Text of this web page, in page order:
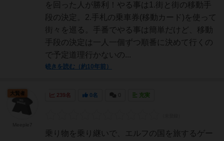
を回った人が勝利！やる事は1.街と街の移動手
段の決定。2.手札の乗車券(移動カード)を使って
街々を巡る。手番でやる事は簡単だけど、移動
手段の決定は一人一個ずつ順番に決めて行くの
で予定道理行かないの...
続きを読む（約10年前）
239名 0名 充実
乗り物を乗り継いで、エルフの国を旅するゲー
大賢者